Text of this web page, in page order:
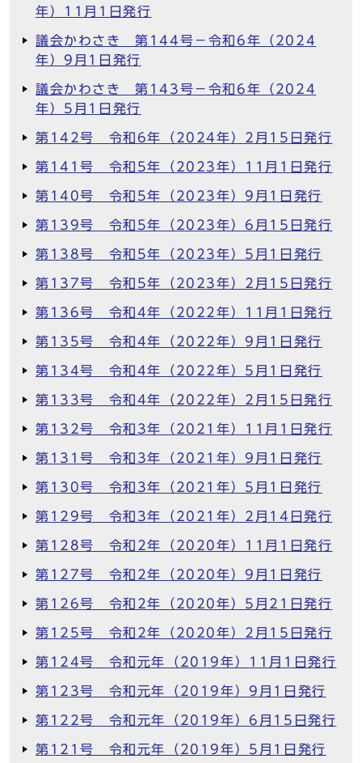
年）11月1日発行
議会かわさき 第144号－令和6年（2024
年）9月1日発行
議会かわさき 第143号－令和6年（2024
年）5月1日発行
第142号 令和6年（2024年）2月15日発行
第141号 令和5年（2023年）11月1日発行
第140号 令和5年（2023年）9月1日発行
第139号 令和5年（2023年）6月15日発行
第138号 令和5年（2023年）5月1日発行
第137号 令和5年（2023年）2月15日発行
第136号 令和4年（2022年）11月1日発行
第135号 令和4年（2022年）9月1日発行
第134号 令和4年（2022年）5月1日発行
第133号 令和4年（2022年）2月15日発行
第132号 令和3年（2021年）11月1日発行
第131号 令和3年（2021年）9月1日発行
第130号 令和3年（2021年）5月1日発行
第129号 令和3年（2021年）2月14日発行
第128号 令和2年（2020年）11月1日発行
第127号 令和2年（2020年）9月1日発行
第126号 令和2年（2020年）5月21日発行
第125号 令和2年（2020年）2月15日発行
第124号 令和元年（2019年）11月1日発行
第123号 令和元年（2019年）9月1日発行
第122号 令和元年（2019年）6月15日発行
第121号 令和元年（2019年）5月1日発行